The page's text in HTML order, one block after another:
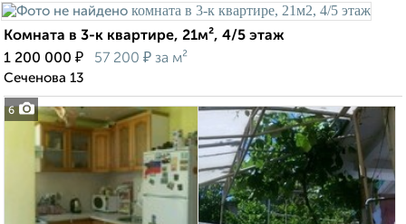
6
Комната в 3-к квартире, 21м², 4/5 этаж
1 200 000 ₽ 57 200 ₽ за м²
Сеченова 13